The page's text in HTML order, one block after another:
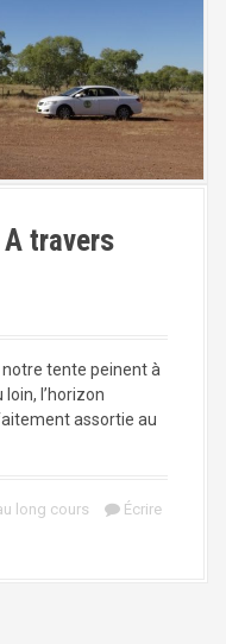
A travers
notre tente peinent à
l’horizon
assortie au
long cours
Écrire